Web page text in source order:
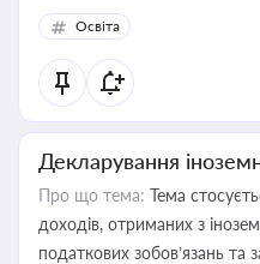
Освіта
Декларування
Про що тема: Тема
доходів, отриманих з
податкових зобов’язань та